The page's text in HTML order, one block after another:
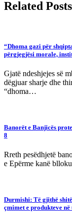
Related Posts
“Dhoma gazi për
përgjegjësi morale,
Gjatë ndeshjejes së
dëgjuar sharje dhe
“dhoma…
Banorët e Banjicës
8
Rreth pesëdhjetë
e Epërme kanë
Durmishi: Të gjithë
çmimet e produkteve në